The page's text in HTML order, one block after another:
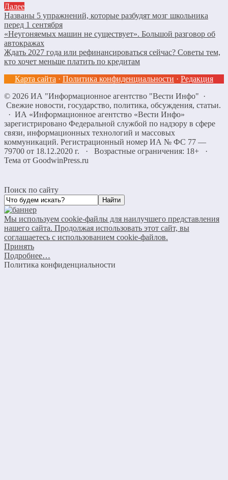
Далее
Названы 5 упражнений, которые разбудят мозг школьника
перед 1 сентября
«Неугоняемых машин не существует». Большой разговор об
автокражах
Ждать 2027 года или рефинансироваться сейчас? Советы тем,
кто хочет меньше платить по кредитам
Карта сайта · Политика конфиденциальности · Редакция
© 2026 ИА "Информационное агентство "Вести Инфо" ·
Свежие новости, государство, политика, обсуждения, статьи.
· ИА «Информационное агентство «Вести Инфо»
зарегистрировано Федеральной службой по надзору в сфере
связи, информационных технологий и массовых
коммуникаций. Регистрационный номер ИА № ФС 77 —
79700 от 18.12.2020 г. · Возрастные ограничения: 18+
·
Тема от GoodwinPress.ru
Поиск по сайту
Мы используем cookie-файлы для наилучшего представления
нашего сайта. Продолжая использовать этот сайт, вы
соглашаетесь с использованием cookie-файлов.
Принять
Подробнее…
Политика конфиденциальности